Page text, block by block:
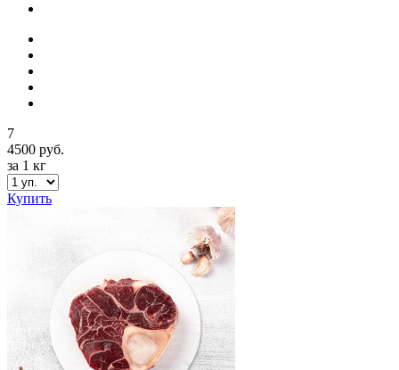
7
4500 руб.
за 1 кг
Купить